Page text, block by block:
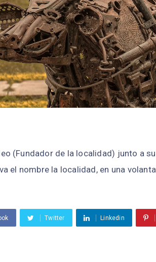
(Fundador de la localidad) junto a
el nombre la localidad, en una
Twitter Linkedin